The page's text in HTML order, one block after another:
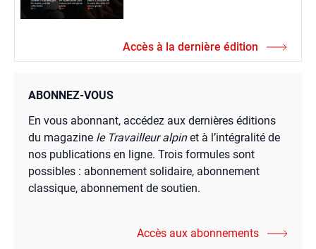
Accès à la dernière édition
ABONNEZ-VOUS
En vous abonnant, accédez aux dernières éditions
du magazine le Travailleur alpinet à l’intégralité de
nos publications en ligne. Trois formules sont
possibles : abonnement solidaire, abonnement
classique, abonnement de soutien.
Accès aux abonnements